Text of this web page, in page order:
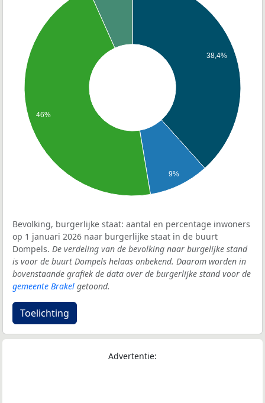
38,4%
9%
46%
Bevolking, burgerlijke staat: aantal en percentage inwoners
op 1 januari 2026 naar burgerlijke staat in de buurt
Dompels. De verdeling van de bevolking naar burgelijke stand
is voor de buurt Dompels helaas onbekend. Daarom worden in
bovenstaande grafiek de data over de burgerlijke stand voor de
gemeente Brakel getoond.
Toelichting
Advertentie: